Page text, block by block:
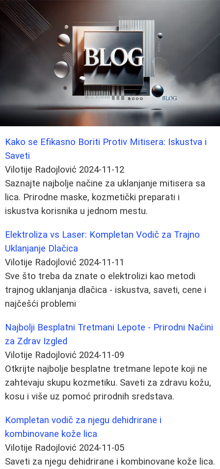
Kako se Efikasno Boriti Protiv Mitisera: Iskustva i
Saveti
Vilotije Radojlović 2024-11-12
Saznajte najbolje načine za uklanjanje mitisera sa
lica. Prirodne maske, kozmetički preparati i
iskustva korisnika u jednom mestu.
Elektroliza vs Laser: Kompletan Vodič za Trajno
Uklanjanje Dlačica
Vilotije Radojlović 2024-11-11
Sve što treba da znate o elektrolizi kao metodi
trajnog uklanjanja dlačica - iskustva, saveti, cene i
najčešći problemi
Najbolji Besplatni Tretmani Lepote - Prirodni Načini
za Zdrav Izgled
Vilotije Radojlović 2024-11-09
Otkrijte najbolje besplatne tretmane lepote koji ne
zahtevaju skupu kozmetiku. Saveti za zdravu kožu,
kosu i više uz pomoć prirodnih sredstava.
Kompletan vodič za njegu dehidrirane i
kombinovane kože lica
Vilotije Radojlović 2024-11-05
Saveti za njegu dehidrirane i kombinovane kože lica.